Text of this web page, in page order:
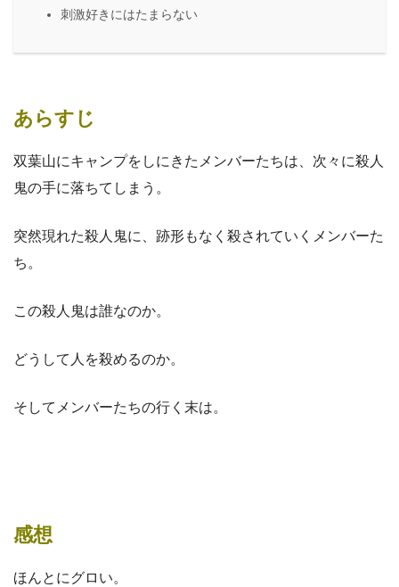
刺激好きにはたまらない
あらすじ
双葉山にキャンプをしにきたメンバーたちは、次々に殺人
鬼の手に落ちてしまう。
突然現れた殺人鬼に、跡形もなく殺されていくメンバーた
ち。
この殺人鬼は誰なのか。
どうして人を殺めるのか。
そしてメンバーたちの行く末は。
感想
ほんとにグロい。